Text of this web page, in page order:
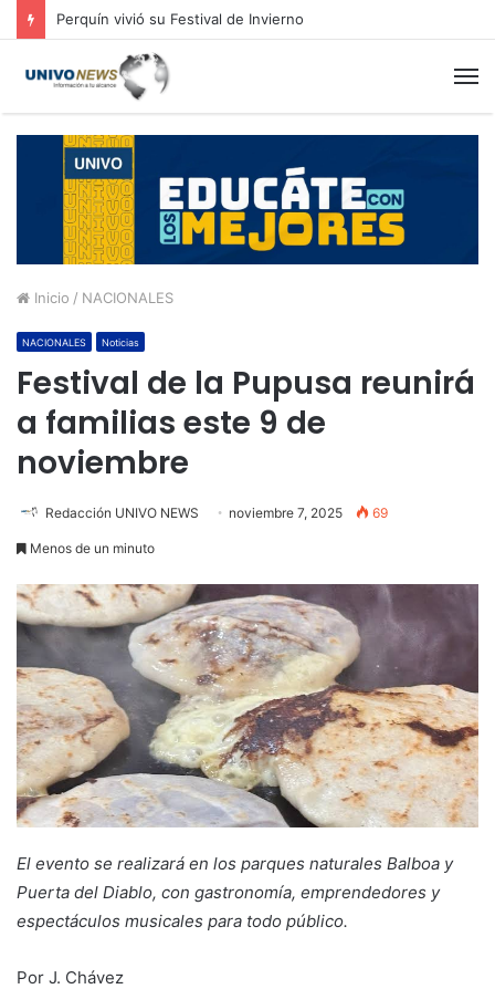
Perquín vivió su Festival de Invierno
Inicio / NACIONALES
NACIONALES Noticias
Festival de la Pupusa reunirá
a familias este 9 de
noviembre
Redacción UNIVO NEWS noviembre 7, 2025 69
Menos de un minuto
El evento se realizará en los parques naturales Balboa y
Puerta del Diablo, con gastronomía, emprendedores y
espectáculos musicales para todo público.
Por J. Chávez